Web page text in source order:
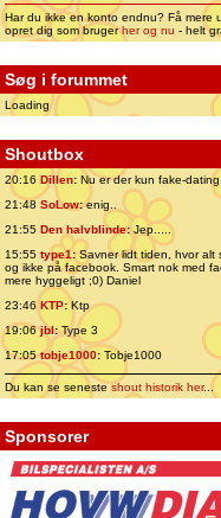
Har du ikke en konto endnu? Få mere
opret dig som brugerher og nu - helt
Søg i forummet
Loading
Shoutbox
20:16 Dillen: Nu er der kun fake-
21:48 SoLow:enig..
21:55 Den halvblinde:Jep.....
15:55 type1:Savner lidt tiden, hvor alt
og ikke på facebook. Smart nok med
mere hyggeligt ;0) Daniel
23:46 KTP:Ktp
19:06jbl:Type 3
17:05tobje1000: Tobje1000
Du kan se senesteshout historik her...
Sponsorer